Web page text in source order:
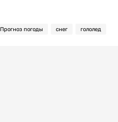
Прогноз погоды снег гололед